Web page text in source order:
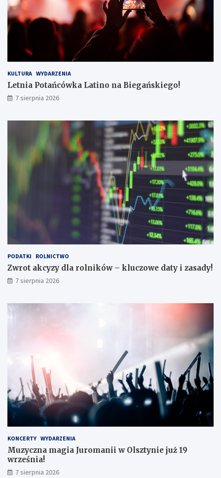
B
!
e
g
o
!
KULTURA WYDARZENIA
Letnia Potańcówka Latino na Biegańskiego!
7 sierpnia 2026
PODATKI ROLNICTWO
Zwrot akcyzy dla rolników – kluczowe daty i zasady!
7 sierpnia 2026
KONCERTY WYDARZENIA
Muzyczna magia Juromanii w Olsztynie już 19
września!
7 sierpnia 2026